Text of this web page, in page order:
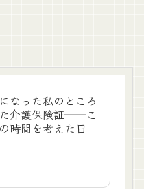
なった私のところ
介護保険証──こ
時間を考えた日